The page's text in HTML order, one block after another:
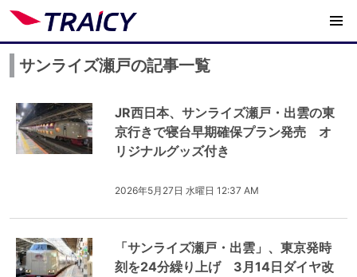
サンライズ瀬戸の記事一覧
JR西日本、サンライズ瀬戸・出雲の東
京行きで寝台早期確保プラン発売 オ
リジナルグッズ付き
2026年5月27日 水曜日 12:37 AM
「サンライズ瀬戸・出雲」、東京発時
刻を24分繰り上げ 3月14日ダイヤ改